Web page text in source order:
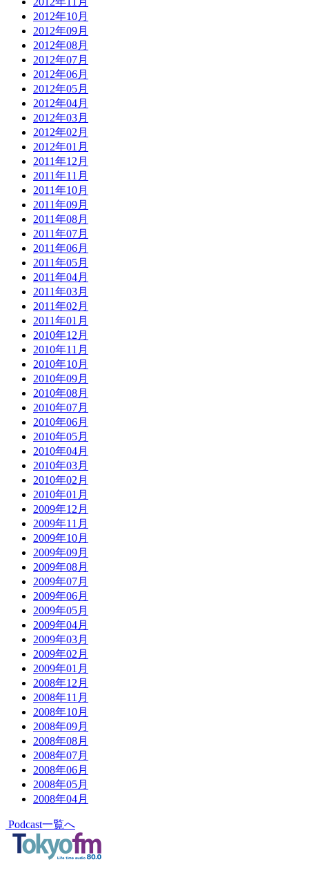
2012年10月
2012年09月
2012年08月
2012年07月
2012年06月
2012年05月
2012年04月
2012年03月
2012年02月
2012年01月
2011年12月
2011年11月
2011年10月
2011年09月
2011年08月
2011年07月
2011年06月
2011年05月
2011年04月
2011年03月
2011年02月
2011年01月
2010年12月
2010年11月
2010年10月
2010年09月
2010年08月
2010年07月
2010年06月
2010年05月
2010年04月
2010年03月
2010年02月
2010年01月
2009年12月
2009年11月
2009年10月
2009年09月
2009年08月
2009年07月
2009年06月
2009年05月
2009年04月
2009年03月
2009年02月
2009年01月
2008年12月
2008年11月
2008年10月
2008年09月
2008年08月
2008年07月
2008年06月
2008年05月
2008年04月
Podcast一覧へ